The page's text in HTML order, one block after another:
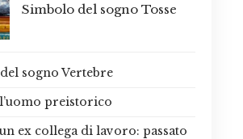
Simbolo del sogno Tosse
sogno Vertebre
preistorico
ex collega di lavoro: passato